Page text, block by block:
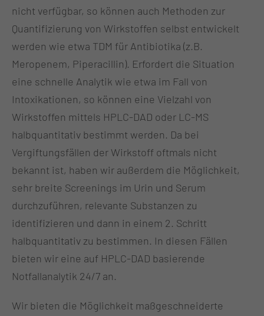
nicht verfügbar, so können auch Methoden zur
Quantifizierung von Wirkstoffen selbst entwickelt
werden wie etwa TDM für Antibiotika (z.B.
Meropenem, Piperacillin). Erfordert die Situation
eine schnelle Analytik wie etwa im Fall von
Intoxikationen, so können eine Vielzahl von
Wirkstoffen mittels HPLC-DAD oder LC-MS
halbquantitativ bestimmt werden. Da bei
Vergiftungsfällen der Wirkstoff oftmals nicht
bekannt ist, haben wir außerdem die Möglichkeit,
sehr breite Screenings im Urin und Serum
durchzuführen, relevante Substanzen zu
identifizieren und dann in einem 2. Schritt
halbquantitativ zu bestimmen. In diesen Fällen
bieten wir eine auf HPLC-DAD basierende
Notfallanalytik 24/7 an.
Wir bieten die Möglichkeit maßgeschneiderte